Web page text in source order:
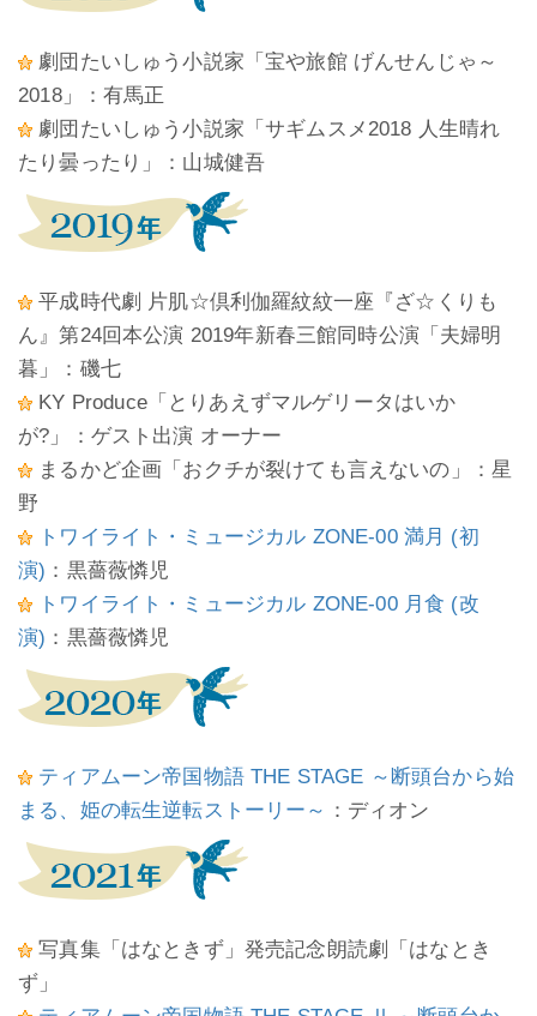
劇団たいしゅう小説家「宝や旅館 げんせんじゃ～
2018」：有馬正
劇団たいしゅう小説家「サギムスメ2018 人生晴れ
たり曇ったり」：山城健吾
平成時代劇 片肌☆倶利伽羅紋紋一座『ざ☆くりも
ん』第24回本公演 2019年新春三館同時公演「夫婦明
暮」：磯七
KY Produce「とりあえずマルゲリータはいか
が?」：ゲスト出演 オーナー
まるかど企画「おクチが裂けても言えないの」：星
野
トワイライト・ミュージカル ZONE-00 満月 (初
演) ：黒薔薇憐児
トワイライト・ミュージカル ZONE-00 月食 (改
演) ：黒薔薇憐児
ティアムーン帝国物語 THE STAGE ～断頭台から始
まる、姫の転生逆転ストーリー～ ：ディオン
写真集「はなときず」発売記念朗読劇「はなとき
ず」